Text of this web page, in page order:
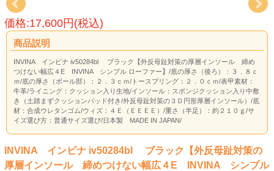
価格:17,600円(税込)
商品説明
INVINA インビナ iv50284bl ブラック【外反母趾対策の厚層インソール 締め
つけない幅広４E INVINA シンプル ローファー】/底の厚さ（後ろ）：３．８ｃ
ｍ/底の厚さ（ボール部）：２．３ｃｍ/トースプリング：２．０ｃｍ/表甲素材：
牛革/ライニング：クッション入り生地/インソール：スポンジクッション入り中敷
き（土踏まずクッションパッド付き/外反母趾対策の３Ｄ円形厚層インソール）/底
材：合成ウレタンゴム/ウィズ：４Ｅ（ＥＥＥＥ）/重さ（半足）：約２１０ｇ/サ
イズ選び方：普通サイズ選び/日本製 MADE IN JAPAN/
INVINA インビナ iv50284bl ブラック【外反母趾対策の
厚層インソール 締めつけない幅広４E INVINA シンプル